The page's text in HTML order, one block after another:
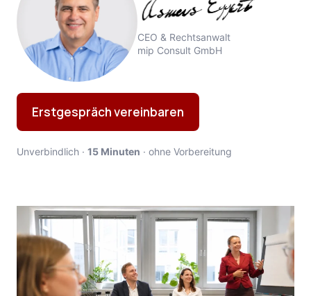
CEO & Rechtsanwalt
mip Consult GmbH
Erstgespräch vereinbaren
Unverbindlich · 15 Minuten · ohne Vorbereitung